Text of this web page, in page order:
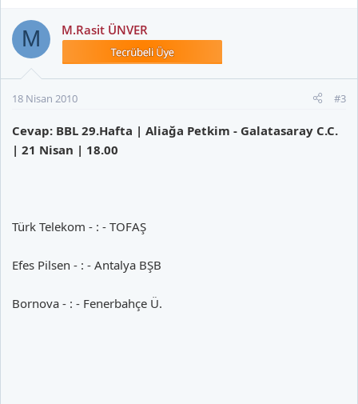
M M.Rasit ÜNVER
18 Nisan 2010 #3
Cevap: BBL 29.Hafta | Aliağa Petkim - Galatasaray C.C.
| 21 Nisan | 18.00
Türk Telekom - : - TOFAŞ
Efes Pilsen - : - Antalya BŞB
Bornova - : - Fenerbahçe Ü.